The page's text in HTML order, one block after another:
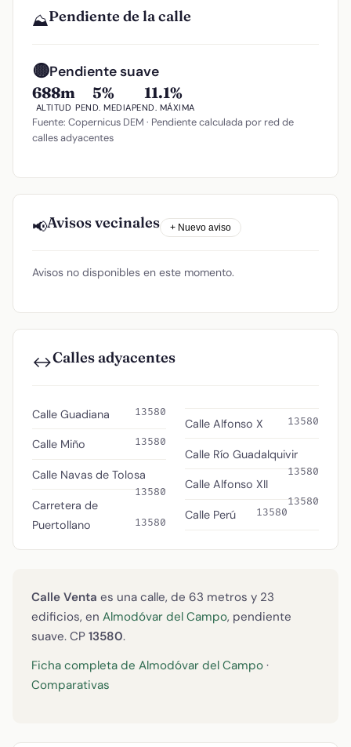
⛰️Pendiente de la calle
🟡Pendiente suave
688m
ALTITUD
5%
PEND. MEDIA
11.1%
PEND. MÁXIMA
Fuente: Copernicus DEM · Pendiente calculada por red de
calles adyacentes
📢Avisos vecinales + Nuevo aviso
Avisos no disponibles en este momento.
↔️Calles adyacentes
Calle Guadiana 13580
Calle Miño 13580
Calle Navas de Tolosa
13580
Carretera de
Puertollano
13580
Calle Alfonso X 13580
Calle Río Guadalquivir
13580
Calle Alfonso XII
13580
Calle Perú 13580
Calle Venta es una calle, de 63 metros y 23
edificios, en Almodóvar del Campo, pendiente
suave. CP 13580.
Ficha completa de Almodóvar del Campo ·
Comparativas